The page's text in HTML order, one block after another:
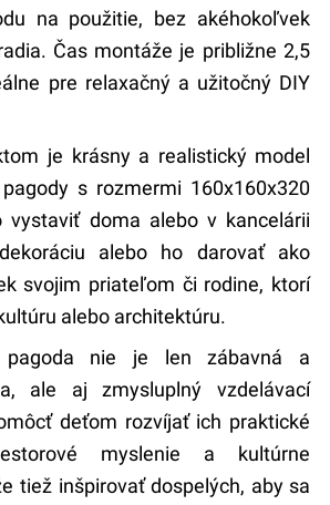
na použitie, bez akéhokoľvek
Čas montáže je približne 2,5
pre relaxačný a užitočný DIY
je krásny a realistický model
s rozmermi 160x160x320
vystaviť doma alebo v kancelárii
alebo ho darovať ako
svojim priateľom či rodine, ktorí
alebo architektúru.
pagoda nie je len zábavná a
ale aj zmysluplný vzdelávací
deťom rozvíjať ich praktické
myslenie a kultúrne
tiež inšpirovať dospelých, aby sa